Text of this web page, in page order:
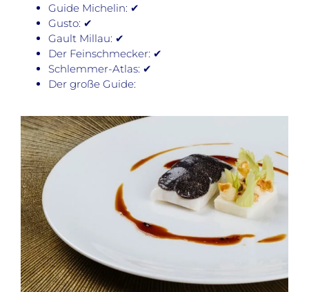
Guide Michelin: ✔
Gusto: ✔
Gault Millau: ✔
Der Feinschmecker: ✔
Schlemmer-Atlas: ✔
Der große Guide: